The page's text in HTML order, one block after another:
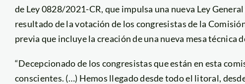
de Ley 0828/2021-CR, que impulsa una nueva Ley
resultado de la votación de los congresistas de la
previa que incluye la creación de una nueva mesa
“Decepcionado de los congresistas que están en esta
conscientes. (…) Hemos llegado desde todo el litoral,